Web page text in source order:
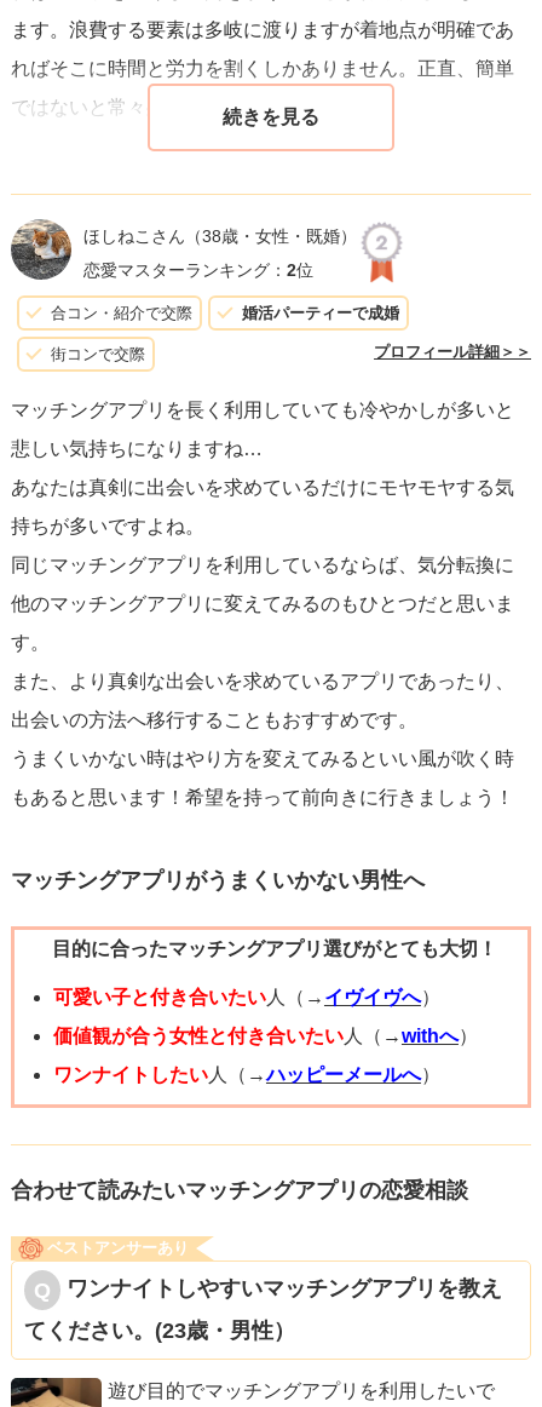
ます。浪費する要素は多岐に渡りますが着地点が明確であ
ればそこに時間と労力を割くしかありません。正直、簡単
ではないと常々身にしみています。私も。
ほしねこさん （38歳・女性・既婚）
恋愛マスターランキング： 2位
合コン・紹介で交際 婚活パーティーで成婚
街コンで交際 プロフィール詳細＞＞
マッチングアプリを長く利用していても冷やかしが多いと
悲しい気持ちになりますね…
あなたは真剣に出会いを求めているだけにモヤモヤする気
持ちが多いですよね。
同じマッチングアプリを利用しているならば、気分転換に
他のマッチングアプリに変えてみるのもひとつだと思いま
す。
また、より真剣な出会いを求めているアプリであったり、
出会いの方法へ移行することもおすすめです。
うまくいかない時はやり方を変えてみるといい風が吹く時
もあると思います！希望を持って前向きに行きましょう！
マッチングアプリがうまくいかない男性へ
目的に合ったマッチングアプリ選びがとても大切！
可愛い子と付き合いたい人（→ イヴイヴへ）
価値観が合う女性と付き合いたい人（→withへ）
ワンナイトしたい人（→ハッピーメールへ）
合わせて読みたいマッチングアプリの恋愛相談
ベストアンサーあり
ワンナイトしやすいマッチングアプリを教え
てください。(23歳・男性）
遊び目的でマッチングアプリを利用したいで